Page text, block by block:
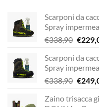
Scarponi da
Spray
€338,90 Il
era:
€
Scarponi da
Spray
€338,90 Il
€
Zaino trisacca